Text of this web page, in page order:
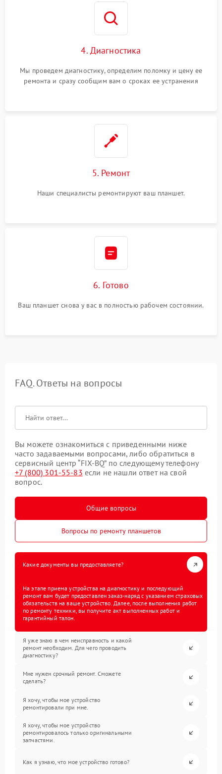
4. Диагностика
Мы проведем диагностику, определим поломку и цену ее
ремонта и сразу сообщим вам о сроках ее устранения
5. Ремонт
Наши специалисты ремонтируют ваш планшет.
6. Готово
Ваш планшет снова у вас в полностью рабочем состоянии.
FAQ. Ответы на вопросы
Вы можете ознакомиться с приведенными ниже
часто задаваемыми вопросами, либо обратиться в
сервисный центр “FIX-BQ” по следующему телефону
+7 (800) 301-55-83 если не нашли ответ на свой
вопрос.
Общие вопросы
Вопросы по ремонту планшетов
Какие документы вы предоставляете?
На этапе приема устройства на диагностику и последующий
ремонт вам будет предоставлен заказ-наряд с указанием страховых
обязательств на ваше устройство. Далее, после выполнения работ
по ремонту техники, вы получите акт выполненных работ и
гарантийный талон.
Я уже знаю в чем неисправность и какой
ремонт необходим. Для чего проводить
диагностику?
Мне нужен срочный ремонт. Сможете
сделать?
Я хочу, чтобы мое устройство
ремонтировали при мне.
Я хочу, чтобы мое устройство
ремонтировалось только оригинальными
запчастями.
Как я узнаю, что мое устройство готово?